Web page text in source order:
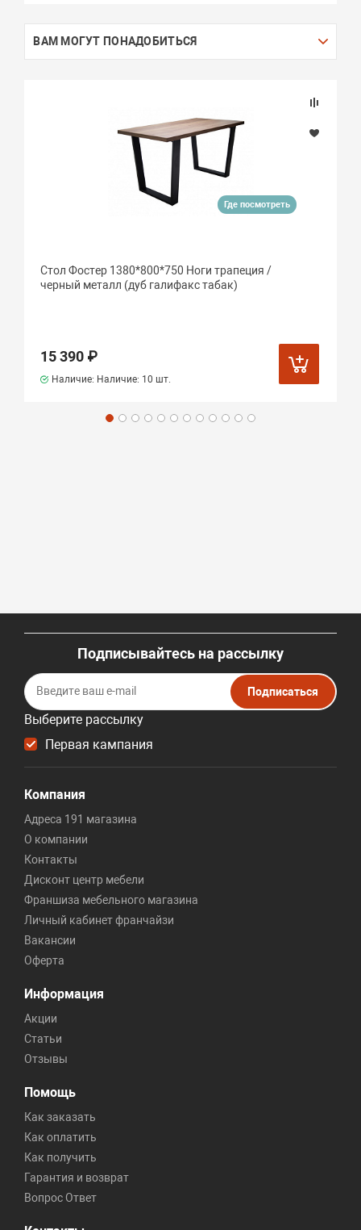
ВАМ МОГУТ ПОНАДОБИТЬСЯ
Где посмотреть
Стол Фостер 1380*800*750 Ноги трапеция /
черный металл (дуб галифакс табак)
15 390 ₽
Наличие: Наличие: 10 шт.
Подписывайтесь на рассылку
Выберите рассылку
Первая кампания
Подписаться
Компания
Адреса 191 магазина
О компании
Контакты
Дисконт центр мебели
Франшиза мебельного магазина
Личный кабинет франчайзи
Вакансии
Оферта
Информация
Акции
Статьи
Отзывы
Помощь
Как заказать
Как оплатить
Как получить
Гарантия и возврат
Вопрос Ответ